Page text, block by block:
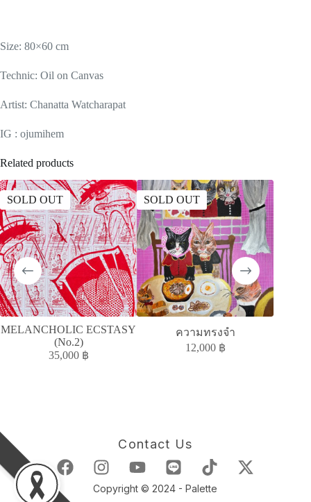
Size: 80×60 cm
Technic: Oil on Canvas
Artist: Chanatta Watcharapat
IG : ojumihem
Related products
SOLD OUT
MELANCHOLIC ECSTASY
(No.2)
35,000 ฿
SOLD OUT
ความทรงจำ
12,000 ฿
Contact Us
Copyright © 2024 - Palette